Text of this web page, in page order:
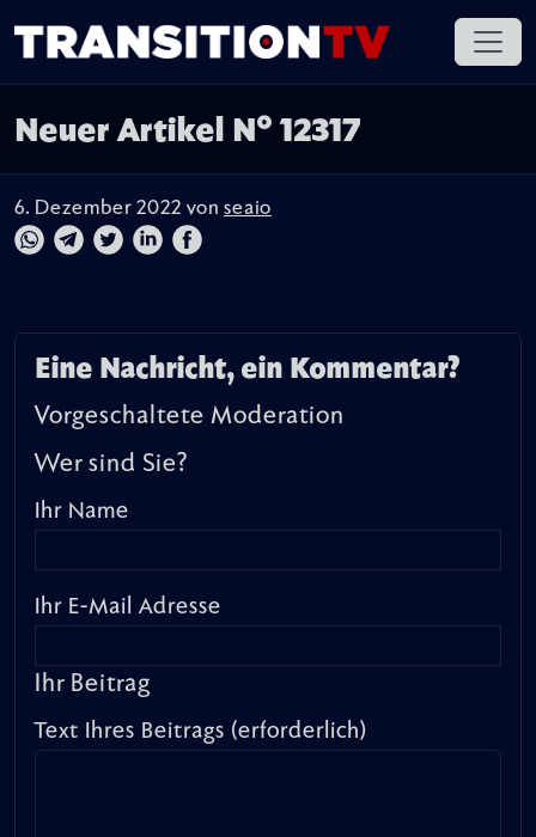
Neuer Artikel N° 12317
6. Dezember 2022 von seaio
Eine Nachricht, ein Kommentar?
Vorgeschaltete Moderation
Wer sind Sie?
Ihr Name
Ihr E-Mail Adresse
Ihr Beitrag
Text Ihres Beitrags (erforderlich)